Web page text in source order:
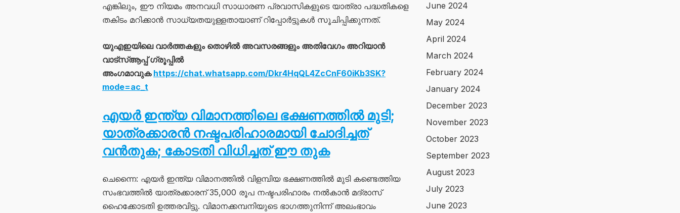
എങ്കിലും, ഈ നിയമം അനവധി സാധാരണ പ്രവാസികളുടെ യാത്രാ പദ്ധതികളെ
തകിടം മറിക്കാൻ സാധ്യതയുള്ളതായാണ് റിപ്പോർട്ടുകൾ സൂചിപ്പിക്കുന്നത്.
യുഎഇയിലെ വാർത്തകളും തൊഴിൽ അവസരങ്ങളും അതിവേഗം അറിയാൻ
വാട്സ്ആപ്പ് ഗ്രൂപ്പിൽ
അംഗമാവുക https://chat.whatsapp.com/Dkr4HqQL4ZcCnF60iKb3SK?
mode=ac_t
എയർ ഇന്ത്യ വിമാനത്തിലെ ഭക്ഷണത്തിൽ മുടി;
യാത്രക്കാരൻ നഷ്ടപരിഹാരമായി ചോദിച്ചത്
വൻതുക; കോടതി വിധിച്ചത് ഈ തുക
ചെന്നൈ: എയർ ഇന്ത്യ വിമാനത്തിൽ വിളമ്പിയ ഭക്ഷണത്തിൽ മുടി കണ്ടെത്തിയ
സംഭവത്തിൽ യാത്രക്കാരന് 35,000 രൂപ നഷ്ടപരിഹാരം നൽകാൻ മദ്രാസ്
ഹൈക്കോടതി ഉത്തരവിട്ടു. വിമാനക്കമ്പനിയുടെ ഭാഗത്തുനിന്ന് അലംഭാവം
June 2024
May 2024
April 2024
March 2024
February 2024
January 2024
December 2023
November 2023
October 2023
September 2023
August 2023
July 2023
June 2023